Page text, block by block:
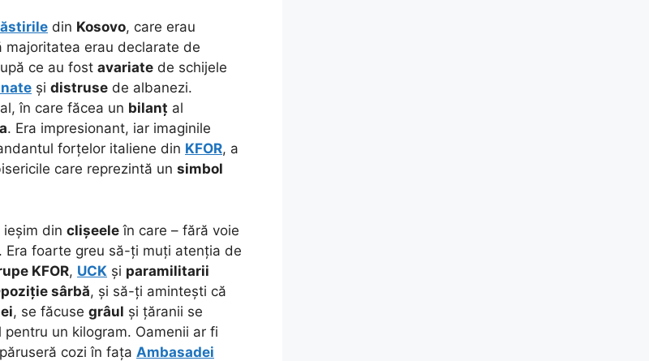
din Kosovo, care erau
majoritatea erau declarate de
ce au fost avariate de schijele
și distruse de albanezi.
în care făcea un bilanț al
. Era impresionant, iar imaginile
forțelor italiene din KFOR, a
care reprezintă un simbol
din clișeele în care – fără voie
Era foarte greu să-ți muți atenția de
KFOR, UCK și paramilitarii
sârbă, și să-ți amintești că
, se făcuse grâul și țăranii se
un kilogram. Oamenii ar fi
cozi în fața Ambasadei